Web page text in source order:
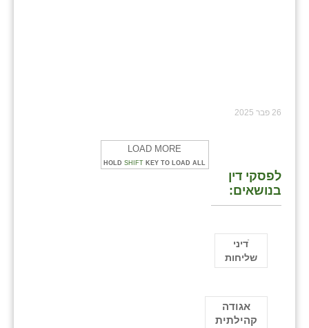
26 פבר 2025
LOAD MORE
HOLD SHIFT KEY TO LOAD ALL
לפסקי דין
בנושאים:
ֿדיני
שליחות
אגודה
קהילתית